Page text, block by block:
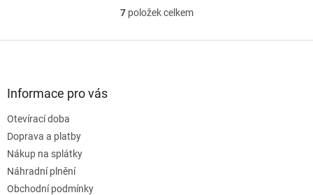
O
l
7položek celkem
Informace pro vás
Otevírací doba
Doprava a platby
Nákup na splátky
Náhradní plnění
Obchodní podmínky